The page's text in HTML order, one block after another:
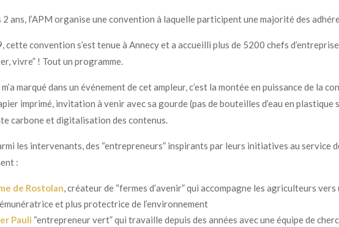
2 ans, l’APM organise une convention à laquelle participent une majorité des
cette convention s’est tenue à Annecy et a accueilli plus de 5200 chefs
vivre” ! Tout un programme.
m’a marqué dans un événement de cet ampleur, c’est la montée en puissance de la
imprimé, invitation à venir avec sa gourde (pas de bouteilles d’eau en
carbone et digitalisation des contenus.
les intervenants, des “entrepreneurs” inspirants par leurs initiatives au service
:
de Rostolan, créateur de “fermes d’avenir” qui accompagne les agriculteurs
et plus protectrice de l’environnement
Pauli “entrepreneur vert” qui travaille depuis des années avec une équipe de